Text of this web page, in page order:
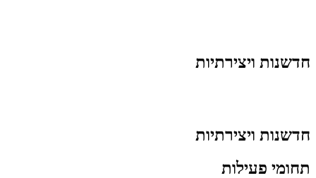
חדשנות ויצירתיות
חדשנות ויצירתיות
תחומי פעילות